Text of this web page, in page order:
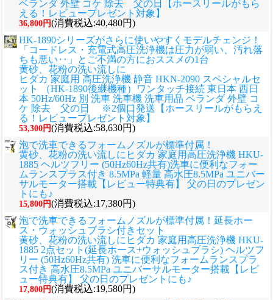
ベランダ 外壁 コケ 除去 父の日【ホースリールがもら
える！レビュープレゼント対象】
36,800円(消費税込:40,480円)
HK-1890シリーズがさらに使いやすくモデルチェンジ！
「コードレス・充電式高圧洗浄機は圧力が弱い、汚れ落
ちも悪い‥」とご不満の方におススメの1台
黄砂、花粉の洗い流しに
ヒダカ 家庭用 高圧洗浄機 静音 HKN-2090 スペシャルセ
ット （HK-1890後継機種）ワンタッチ接続 東日本 西日
本 50Hz/60Hz 別 洗車 洗車機 洗車用品 ベランダ 外壁 コ
ケ 除去 父の日 ※2個口発送【ホースリールがもらえ
る！レビュープレゼント対象】
53,300円(消費税込:58,630円)
泡で洗車できるフォームノズルが標準付属！
黄砂、花粉の洗い流しに ヒダカ 家庭用高圧洗浄機 HKU-
1885 ヘルツフリー (50Hz60Hz共有)洗車に便利なフォー
ムランスプラス付き 8.5MPa 軽量 高水圧8.5MPa ユニバー
サルモーター搭載【レビュー特典有】 父の日のプレゼン
トにも♪
15,800円(消費税込:17,380円)
泡で洗車できるフォームノズルが標準付属！延長ホー
ス・ウォッシュブラシ付きセット
黄砂、花粉の洗い流しに ヒダカ 家庭用高圧洗浄機 HKU-
1885 2点セット(延長ホース+ウォッシュブラシ) ヘルツフ
リー (50Hz60Hz共有) 洗車に便利なフォームランスプラ
ス付き 高水圧8.5MPa ユニバーサルモーター搭載【レビ
ュー特典有】 父の日のプレゼントにも♪
17,800円(消費税込:19,580円)